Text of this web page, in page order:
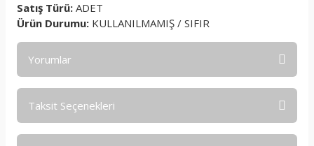
Satış Türü: ADET
Ürün Durumu: KULLANILMAMIŞ / SIFIR
Yorumlar
Taksit Seçenekleri